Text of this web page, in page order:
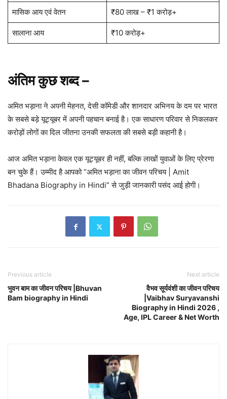
मासिक आय एवं वेतन ₹80 लाख – ₹1 करोड़+
सालाना आय ₹10 करोड़+
अंतिम कुछ शब्द –
अमित भड़ाना ने अपनी मेहनत, देसी कॉमेडी और शानदार अभिनय के दम पर भारत
के सबसे बड़े यूट्यूबर में अपनी पहचान बनाई है। एक साधारण परिवार से निकलकर
करोड़ों लोगों का दिल जीतना उनकी सफलता की सबसे बड़ी कहानी है।
आज अमित भड़ाना केवल एक यूट्यूबर ही नहीं, बल्कि लाखों युवाओं के लिए प्रेरणा
बन चुके हैं। उम्मीद है आपको “अमित भड़ाना का जीवन परिचय | Amit
Bhadana Biography in Hindi” से जुड़ी जानकारी पसंद आई होगी।
Previous article
भुवन बाम का जीवन परिचय |Bhuvan
Bam biography in Hindi
Next article
वैभव सूर्यवंशी का जीवन परिचय
|Vaibhav Suryavanshi
Biography in Hindi 2026 ,
Age, IPL Career & Net Worth